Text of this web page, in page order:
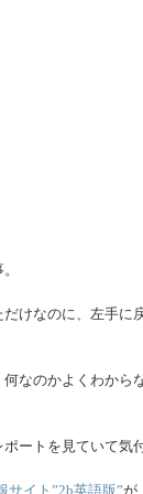
けなのに、左手に
なのかよくわから
ートを見ていて気
サイト”2b英語版”が